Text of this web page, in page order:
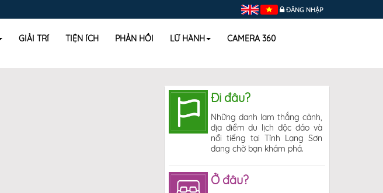
ĐĂNG NHẬP
GIẢI TRÍ TIỆN ÍCH PHẢN HỒI LỮ HÀNH CAMERA 360
Đi đâu?
Những danh lam thắng cảnh,
địa điểm du lịch độc đáo và
nổi tiếng tại Tỉnh Lạng Sơn
đang chờ bạn khám phá.
Ở đâu?